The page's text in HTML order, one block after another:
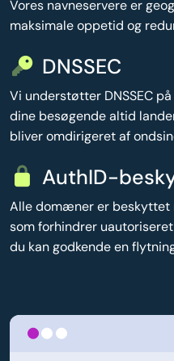
Vores navneservere er
maksimale oppetid og
DNSSEC
Vi understøtter DNSSEC
dine besøgende altid
bliver omdirigeret af
AuthID-
Alle domæner er beskyttet
som forhindrer
du kan godkende en